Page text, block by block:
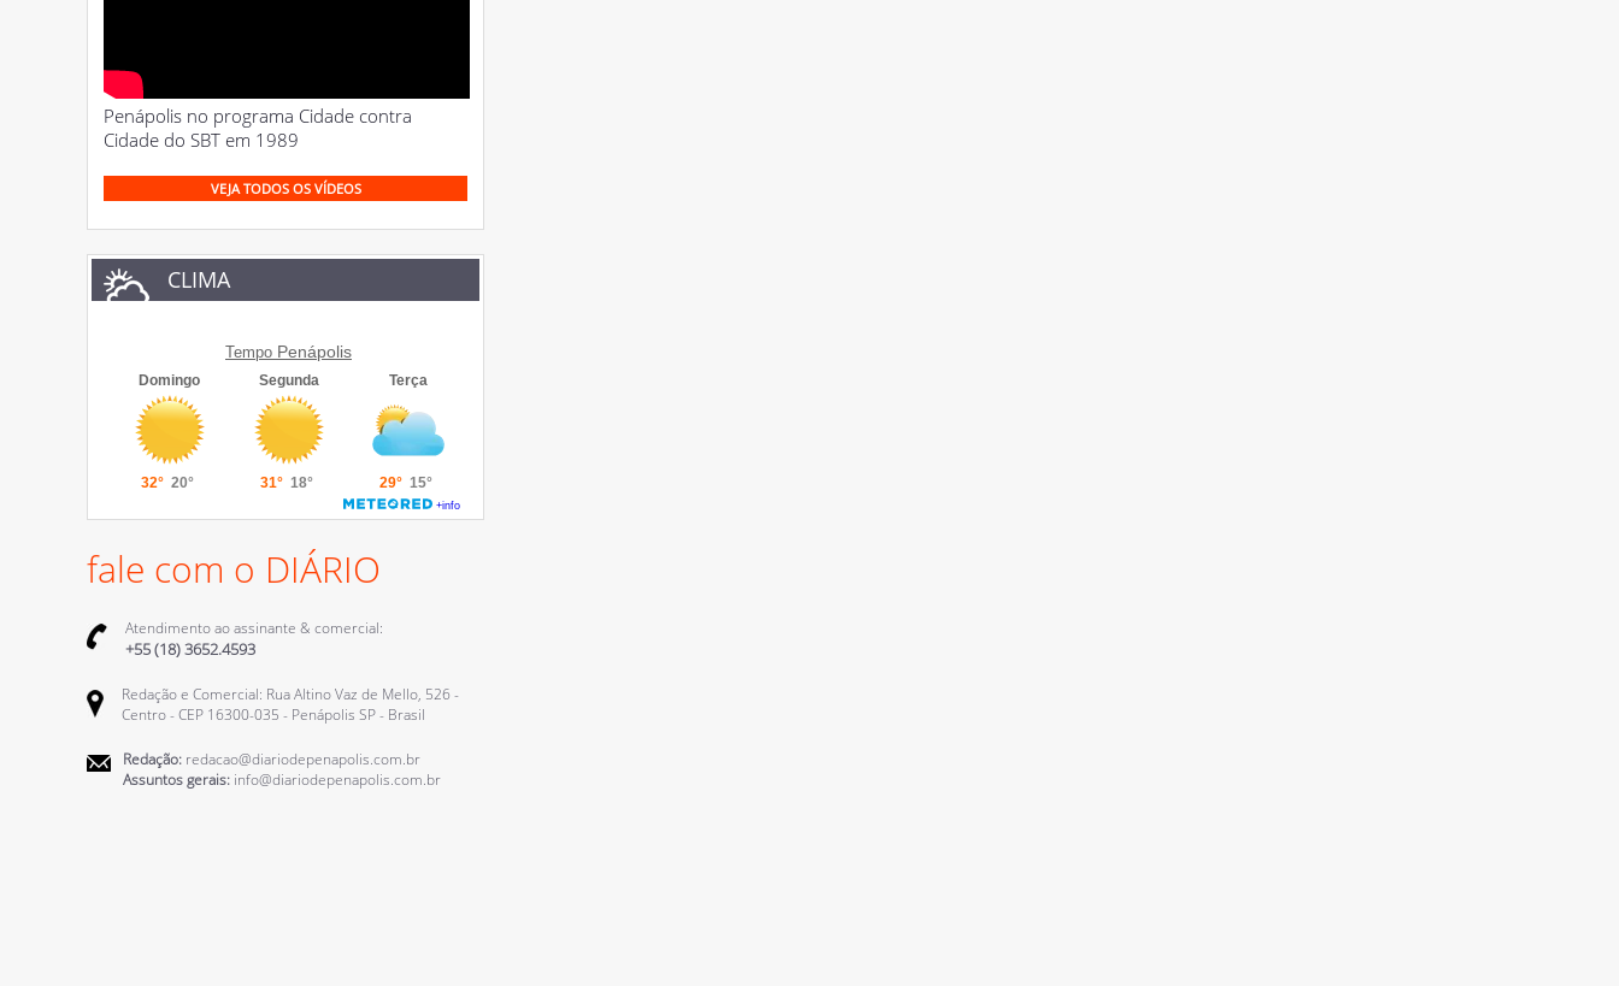
Penápolis no programa Cidade contra
Cidade do SBT em 1989
VEJA TODOS OS VÍDEOS
CLIMA
Tempo Penápolis
fale com o DIÁRIO
Atendimento ao assinante & comercial:
+55 (18) 3652.4593
Redação e Comercial: Rua Altino Vaz de Mello, 526 -
Centro - CEP 16300-035 - Penápolis SP - Brasil
Redação: redacao@diariodepenapolis.com.br
Assuntos gerais: info@diariodepenapolis.com.br